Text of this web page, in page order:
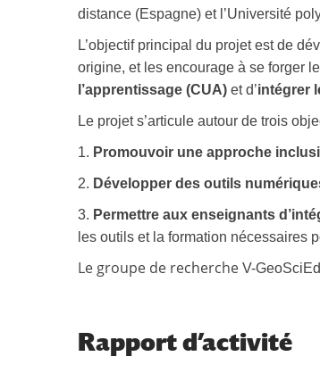
distance (Espagne) et l’Université
L’objectif principal du projet est de
origine, et les encourage à se forger
l’apprentissage (CUA) et d’intégrer
Le projet s’articule autour de trois
1. Promouvoir une approche
2. Développer des outils
3. Permettre aux enseignants
les outils et la formation nécessaires
Le groupe de recherche V-
Rapport d’activité